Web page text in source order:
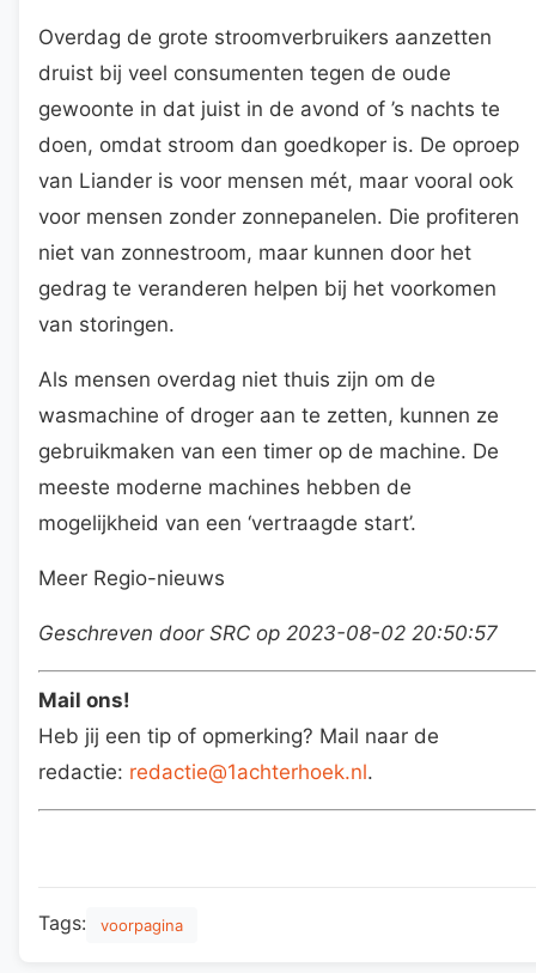
Overdag de grote stroomverbruikers aanzetten
druist bij veel consumenten tegen de oude
gewoonte in dat juist in de avond of ’s nachts te
doen, omdat stroom dan goedkoper is. De oproep
van Liander is voor mensen mét, maar vooral ook
voor mensen zonder zonnepanelen. Die profiteren
niet van zonnestroom, maar kunnen door het
gedrag te veranderen helpen bij het voorkomen
van storingen.
Als mensen overdag niet thuis zijn om de
wasmachine of droger aan te zetten, kunnen ze
gebruikmaken van een timer op de machine. De
meeste moderne machines hebben de
mogelijkheid van een ‘vertraagde start’.
Meer Regio-nieuws
Geschreven door SRC op 2023-08-02 20:50:57
Mail ons!
Heb jij een tip of opmerking? Mail naar de
redactie: redactie@1achterhoek.nl.
Tags: voorpagina